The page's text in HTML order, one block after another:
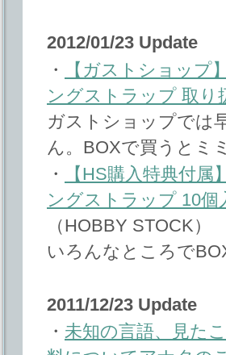
2012/01/23 Update
・
【ガストショップ
ングストラップ 取り
ガストショップでは
ん。BOXで買うとミ
・
【HS購入特典付
ングストラップ 10
（HOBBY STOCK）
いろんなところで
2011/12/23 Update
・ 未知の言語、見た